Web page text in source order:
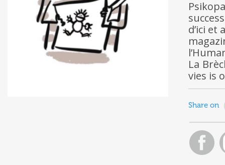
d’ici
La
vies is
Share on